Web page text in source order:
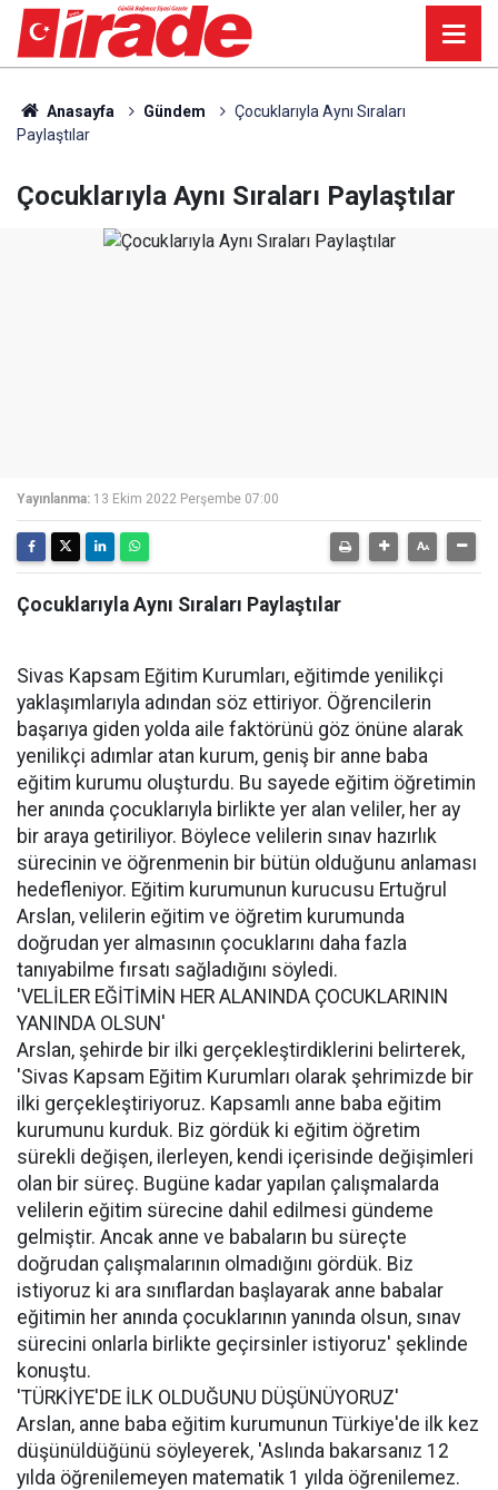
Anasayfa Gündem
Çocuklarıyla Aynı Sıraları
Paylaştılar
Çocuklarıyla Aynı Sıraları Paylaştılar
Yayınlanma: 13 Ekim 2022 Perşembe 07:00
Çocuklarıyla Aynı Sıraları Paylaştılar
Sivas Kapsam Eğitim Kurumları, eğitimde yenilikçi
yaklaşımlarıyla adından söz ettiriyor. Öğrencilerin
başarıya giden yolda aile faktörünü göz önüne alarak
yenilikçi adımlar atan kurum, geniş bir anne baba
eğitim kurumu oluşturdu. Bu sayede eğitim öğretimin
her anında çocuklarıyla birlikte yer alan veliler, her ay
bir araya getiriliyor. Böylece velilerin sınav hazırlık
sürecinin ve öğrenmenin bir bütün olduğunu anlaması
hedefleniyor. Eğitim kurumunun kurucusu Ertuğrul
Arslan, velilerin eğitim ve öğretim kurumunda
doğrudan yer almasının çocuklarını daha fazla
tanıyabilme fırsatı sağladığını söyledi.
'VELİLER EĞİTİMİN HER ALANINDA ÇOCUKLARININ
YANINDA OLSUN'
Arslan, şehirde bir ilki gerçekleştirdiklerini belirterek,
'Sivas Kapsam Eğitim Kurumları olarak şehrimizde bir
ilki gerçekleştiriyoruz. Kapsamlı anne baba eğitim
kurumunu kurduk. Biz gördük ki eğitim öğretim
sürekli değişen, ilerleyen, kendi içerisinde değişimleri
olan bir süreç. Bugüne kadar yapılan çalışmalarda
velilerin eğitim sürecine dahil edilmesi gündeme
gelmiştir. Ancak anne ve babaların bu süreçte
doğrudan çalışmalarının olmadığını gördük. Biz
istiyoruz ki ara sınıflardan başlayarak anne babalar
eğitimin her anında çocuklarının yanında olsun, sınav
sürecini onlarla birlikte geçirsinler istiyoruz' şeklinde
konuştu.
'TÜRKİYE'DE İLK OLDUĞUNU DÜŞÜNÜYORUZ'
Arslan, anne baba eğitim kurumunun Türkiye'de ilk kez
düşünüldüğünü söyleyerek, 'Aslında bakarsanız 12
yılda öğrenilemeyen matematik 1 yılda öğrenilemez.